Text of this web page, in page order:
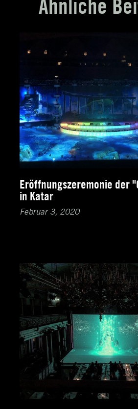
Ähnliche
Eröffnungszeremonie der
in Katar
Februar 3, 2020